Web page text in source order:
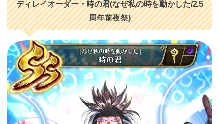
ディレイオーダー・時の君(なぜ私の時を動かした/2.5
周年前夜祭)